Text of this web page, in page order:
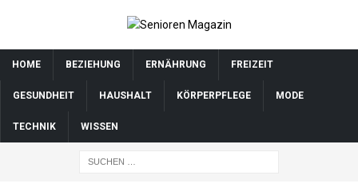
HOME BEZIEHUNG ERNÄHRUNG FREIZEIT
GESUNDHEIT HAUSHALT KÖRPERPFLEGE MODE
TECHNIK WISSEN